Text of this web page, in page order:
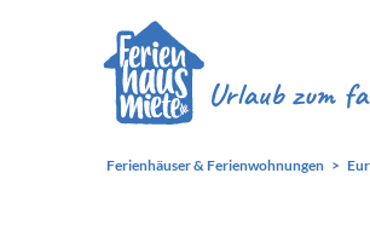
Ferienhäuser & Ferienwohnungen